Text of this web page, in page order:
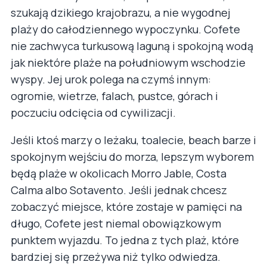
szukają dzikiego krajobrazu, a nie wygodnej
plaży do całodziennego wypoczynku. Cofete
nie zachwyca turkusową laguną i spokojną wodą
jak niektóre plaże na południowym wschodzie
wyspy. Jej urok polega na czymś innym:
ogromie, wietrze, falach, pustce, górach i
poczuciu odcięcia od cywilizacji.
Jeśli ktoś marzy o leżaku, toalecie, beach barze i
spokojnym wejściu do morza, lepszym wyborem
będą plaże w okolicach Morro Jable, Costa
Calma albo Sotavento. Jeśli jednak chcesz
zobaczyć miejsce, które zostaje w pamięci na
długo, Cofete jest niemal obowiązkowym
punktem wyjazdu. To jedna z tych plaż, które
bardziej się przeżywa niż tylko odwiedza.